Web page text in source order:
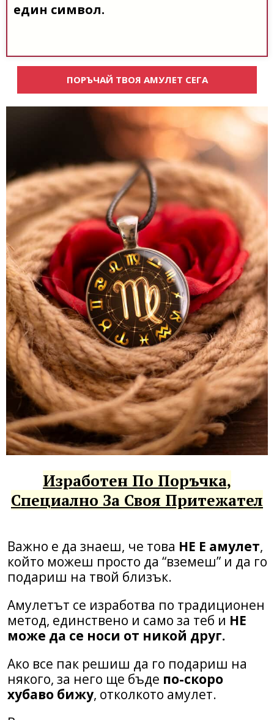
един символ.
ПОРЪЧАЙ ТВОЯ АМУЛЕТ СЕГА
Изработен По Поръчка,
Специално За Своя Притежател
Важно е да знаеш, че това НЕ Е амулет,
който можеш просто да “вземеш” и да го
подариш на твой близък.
Амулетът се изработва по традиционен
метод, единствено и само за теб и НЕ
може да се носи от никой друг.
Ако все пак решиш да го подариш на
някого, за него ще бъде по-скоро
хубаво бижу, отколкото амулет.